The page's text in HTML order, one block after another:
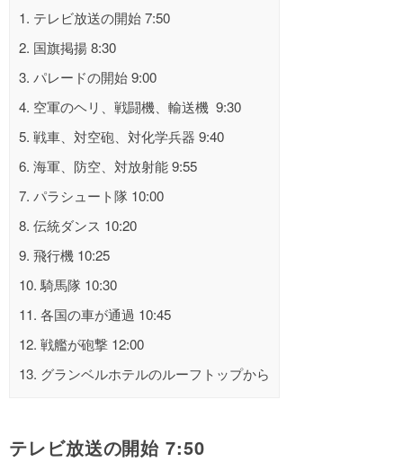
1. テレビ放送の開始 7:50
2. 国旗掲揚 8:30
3. パレードの開始 9:00
4. 空軍のヘリ、戦闘機、輸送機 9:30
5. 戦車、対空砲、対化学兵器 9:40
6. 海軍、防空、対放射能 9:55
7. パラシュート隊 10:00
8. 伝統ダンス 10:20
9. 飛行機 10:25
10.騎馬隊 10:30
11. 各国の車が通過 10:45
12. 戦艦が砲撃 12:00
13. グランベルホテルのルーフトップから
テレビ放送の開始 7:50